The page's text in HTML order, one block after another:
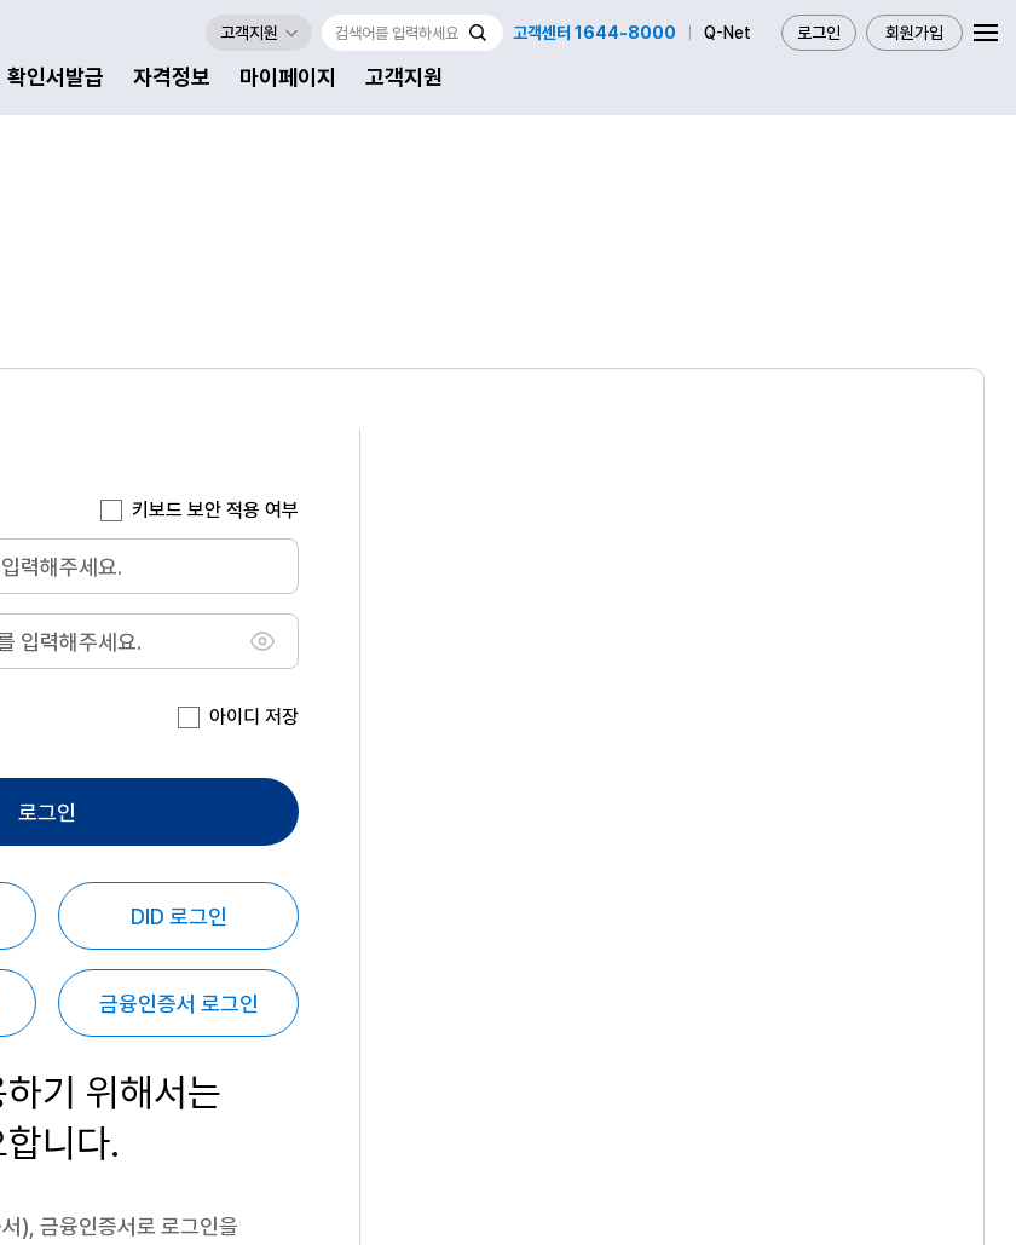
확인서발급 자격정보 마이페이지 고객지원
로그인 회원가입
고객센터 1644-8000 Q-Net
고객지원
키보드 보안 적용 여부
아이디 저장
로그인
DID 로그인
금융인증서 로그인
기 위해서는
니다.
), 금융인증서로 로그인을